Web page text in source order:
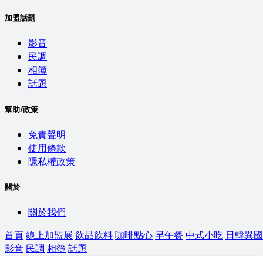
加盟話題
影音
民調
相簿
話題
幫助/政策
免責聲明
使用條款
隱私權政策
關於
關於我們
首頁線上加盟展 飲品飲料咖啡點心早午餐 中式小吃 日韓異國
影音 民調 相簿話題